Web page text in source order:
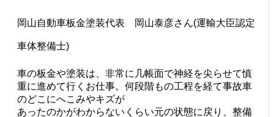
岡山自動車板金塗装代表 岡山泰彦さん(運輸大臣認定
車体整備士)
車の板金や塗装は、非常に几帳面で神経を尖らせて慎
重に進めて行くお仕事。何段階もの工程を経て事故車
のどこにへこみやキズが
あったのかがわからないくらい元の状態に戻り、整備